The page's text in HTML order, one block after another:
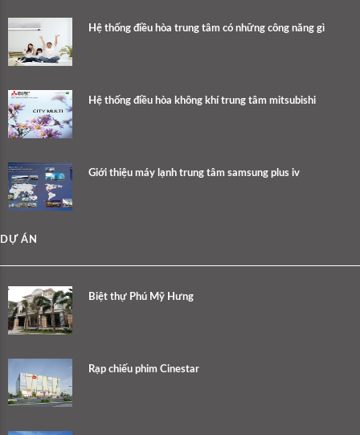
Hệ thống điều hòa trung tâm có những công năng gì
Hệ thống điều hòa không khí trung tâm mitsubishi
Giới thiệu máy lạnh trung tâm samsung plus iv
DỰ ÁN
Biệt thự Phú Mỹ Hưng
Rạp chiếu phim Cinestar